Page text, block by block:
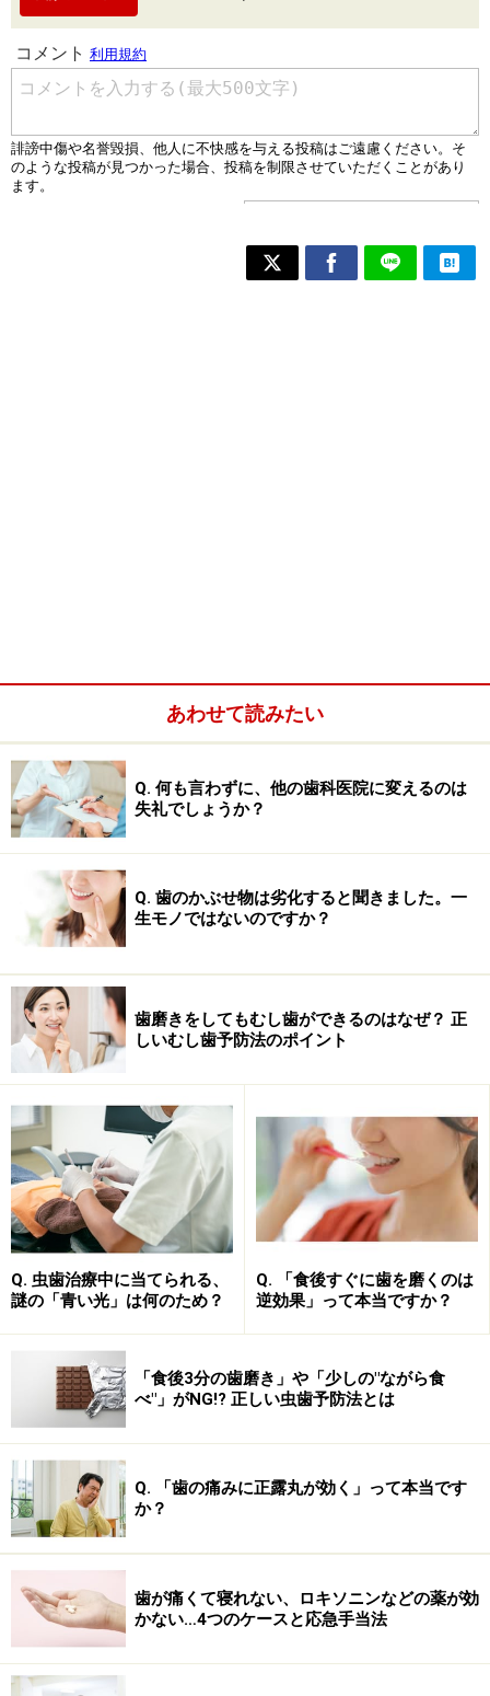
あわせて読みたい
Q. 何も言わずに、他の歯科医院に変えるのは
失礼でしょうか？
Q. 歯のかぶせ物は劣化すると聞きました。一
生モノではないのですか？
歯磨きをしてもむし歯ができるのはなぜ？ 正
しいむし歯予防法のポイント
Q. 虫歯治療中に当てられる、
謎の「青い光」は何のため？
Q. 「食後すぐに歯を磨くのは
逆効果」って本当ですか？
「食後3分の歯磨き」や「少しの"ながら食
べ"」がNG!? 正しい虫歯予防法とは
Q. 「歯の痛みに正露丸が効く」って本当です
か？
歯が痛くて寝れない、ロキソニンなどの薬が効
かない…4つのケースと応急手当法